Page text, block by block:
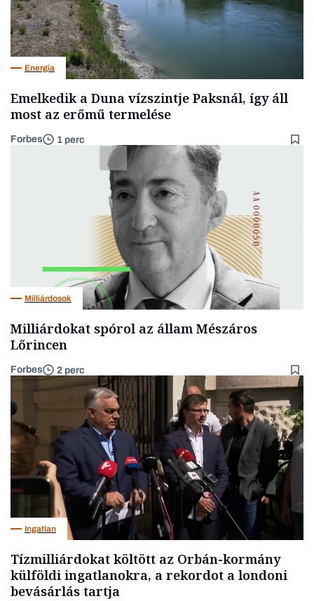
Energia
Emelkedik a Duna vízszintje Paksnál, így áll
most az erőmű termelése
Forbes 1 perc
Milliárdosok
Milliárdokat spórol az állam Mészáros
Lőrincen
Forbes 2 perc
Ingatlan
Tízmilliárdokat költött az Orbán-kormány
külföldi ingatlanokra, a rekordot a londoni
bevásárlás tartja